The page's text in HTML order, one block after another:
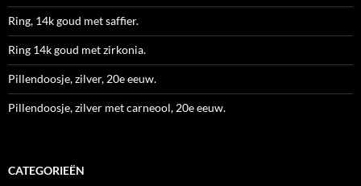
Ring, 14k goud met saffier.
Ring 14k goud met zirkonia.
Pillendoosje, zilver, 20e eeuw.
Pillendoosje, zilver met carneool, 20e eeuw.
CATEGORIEËN